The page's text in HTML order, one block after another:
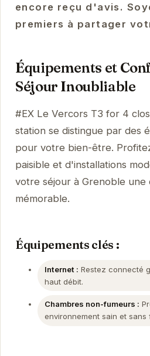
encore reçu d'avis.
premiers à partager
Équipements et
Séjour Inoubliable
#EX Le Vercors T3 for 4
station se distingue par des
pour votre bien-être.
paisible et d'installations
votre séjour à Grenoble une
mémorable.
Équipements clés :
Internet : Restez connecté
haut débit.
Chambres non-fumeurs :
environnement sain et sans